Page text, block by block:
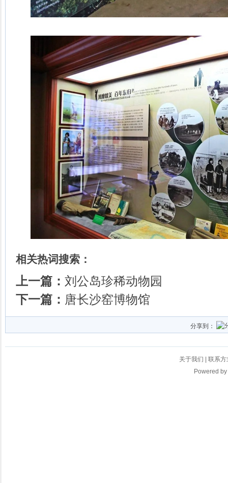
相关热词搜索：
上一篇： 刘公岛珍稀动物园
下一篇： 唐长沙窑博物馆
分享到：
关于我们
联系方
Powered by